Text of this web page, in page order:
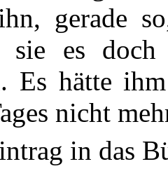
gerade
sie es
Es hätte
nicht
in das